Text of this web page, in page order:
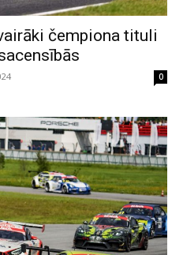
čempiona tituli
0